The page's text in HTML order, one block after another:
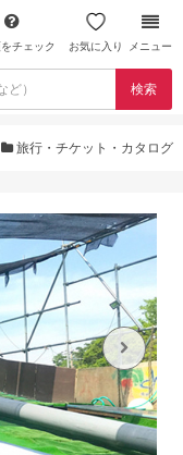
チェック お気に入り メニュー
検索
旅行・チケット・カタログ